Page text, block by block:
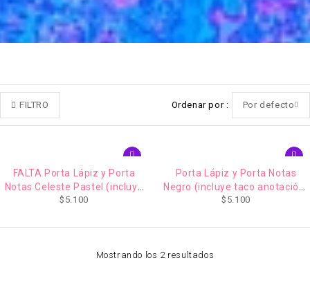
FILTRO Ordenar por Por defecto
FALTA Porta Lápiz y Porta
Notas Celeste Pastel (incluye
Taco Anotación) Sworld
$ 5.100
Porta Lápiz y Porta Notas
Negro (incluye taco anotación)
Sworld
$ 5.100
Mostrando los 2 resultados